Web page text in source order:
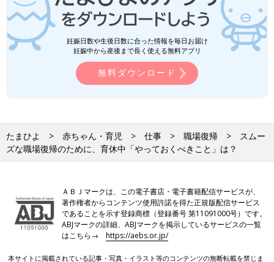
妊娠日数や生後日数に合った情報を毎日お届け
妊娠中から産後まで長く使える無料アプリ
無料ダウンロード
たまひよ 赤ちゃん・育児 仕事 職場復帰
スムー
ズな職場復帰のために、育休中「やっておくべきこと」は？
ＡＢＪマークは、この電子書店・電子書籍配信サービスが、
著作権者からコンテンツ使用許諾を得た正規版配信サービス
であることを示す登録商標（登録番号 第11091000号）です。
ABJマークの詳細、ABJマークを掲示しているサービスの一覧
はこちら→https://aebs.or.jp/
本サイトに掲載されている記事・写真・イラスト等のコンテンツの無断転載を禁じま